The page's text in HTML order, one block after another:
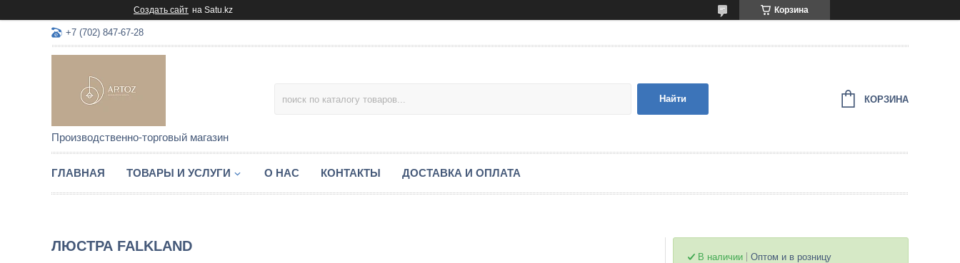
Создать сайт на Satu.kz Корзина
+7 (702) 847-67-28
Производственно-торговый магазин
Найти КОРЗИНА
ГЛАВНАЯ ТОВАРЫ И УСЛУГИ О НАС КОНТАКТЫ ДОСТАВКА И ОПЛАТА
ЛЮСТРА FALKLAND
В наличии
Оптом и в розницу